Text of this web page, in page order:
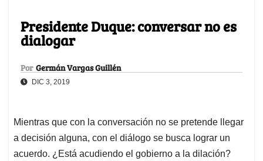
Presidente Duque: conversar no es
dialogar
Por Germán Vargas Guillén
DIC 3, 2019
Mientras que con la conversación no se pretende llegar
a decisión alguna, con el diálogo se busca lograr un
acuerdo. ¿Está acudiendo el gobierno a la dilación?